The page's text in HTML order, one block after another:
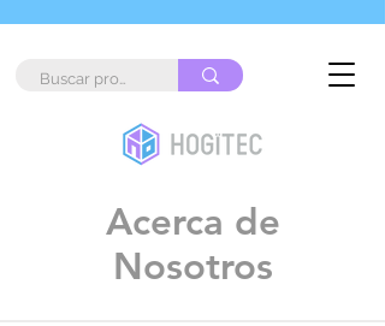
Acerca de
Nosotros